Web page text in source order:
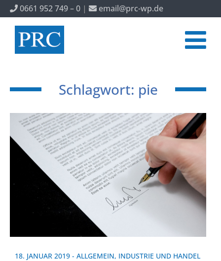
0661 952 749 – 0 | email@prc-wp.de
Schlagwort: pie
18. JANUAR 2019 - ALLGEMEIN, INDUSTRIE UND HANDEL